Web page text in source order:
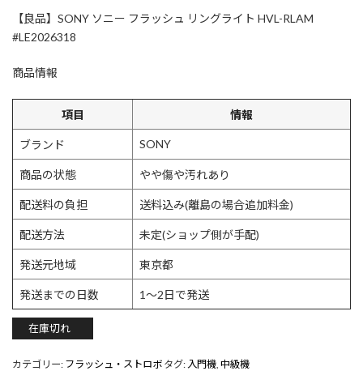
【良品】SONY ソニー フラッシュ リングライト HVL-RLAM
#LE2026318
商品情報
項目 情報
ブランド SONY
商品の状態 やや傷や汚れあり
配送料の負担 送料込み(離島の場合追加料金)
配送方法 未定(ショップ側が手配)
発送元地域 東京都
発送までの日数 1〜2日で発送
在庫切れ
カテゴリー: フラッシュ・ストロボ タグ: 入門機 中級機